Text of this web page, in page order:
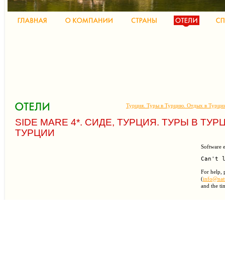
Турция. Туры в Турцию. Отдых в
SIDE MARE 4*. СИДЕ, ТУРЦИЯ. ТУРЫ В
ТУРЦИИ
Software
For help,
(
and the